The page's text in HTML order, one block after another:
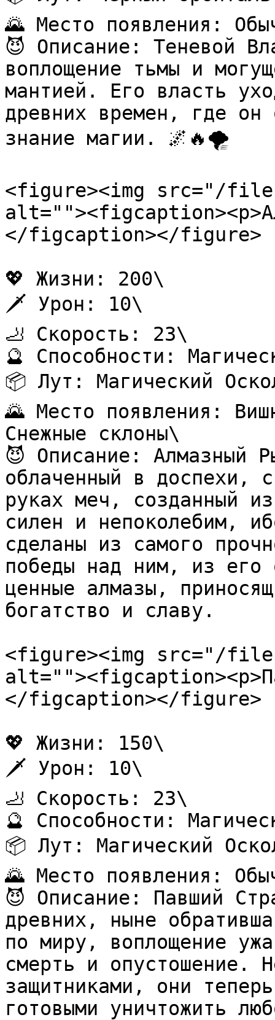
🌄 Место появления:
😈 Описание: Теневой
воплощение тьмы и
мантией. Его власть
древних времен, где он
знание магии. 🌌🔥🌪️
<figure><img src="/files/
</figcaption></figure>
💖 Жизни: 200\
🗡️ Урон: 10\
🦶 Скорость: 23\
🔮 Способности:
📦 Лут: Магический
🌄 Место появления:
Снежные склоны\
😈 Описание: Алмазный
облаченный в доспехи,
руках меч, созданный
силен и непоколебим,
сделаны из самого
победы над ним, из его
ценные алмазы,
богатство и славу.
<figure><img src="/files/
</figcaption></figure>
💖 Жизни: 150\
🗡️ Урон: 10\
🦶 Скорость: 23\
🔮 Способности:
📦 Лут: Магический
🌄 Место появления:
😈 Описание: Павший
древних, ныне
по миру, воплощение
смерть и опустошение.
защитниками, они
готовыми уничтожить